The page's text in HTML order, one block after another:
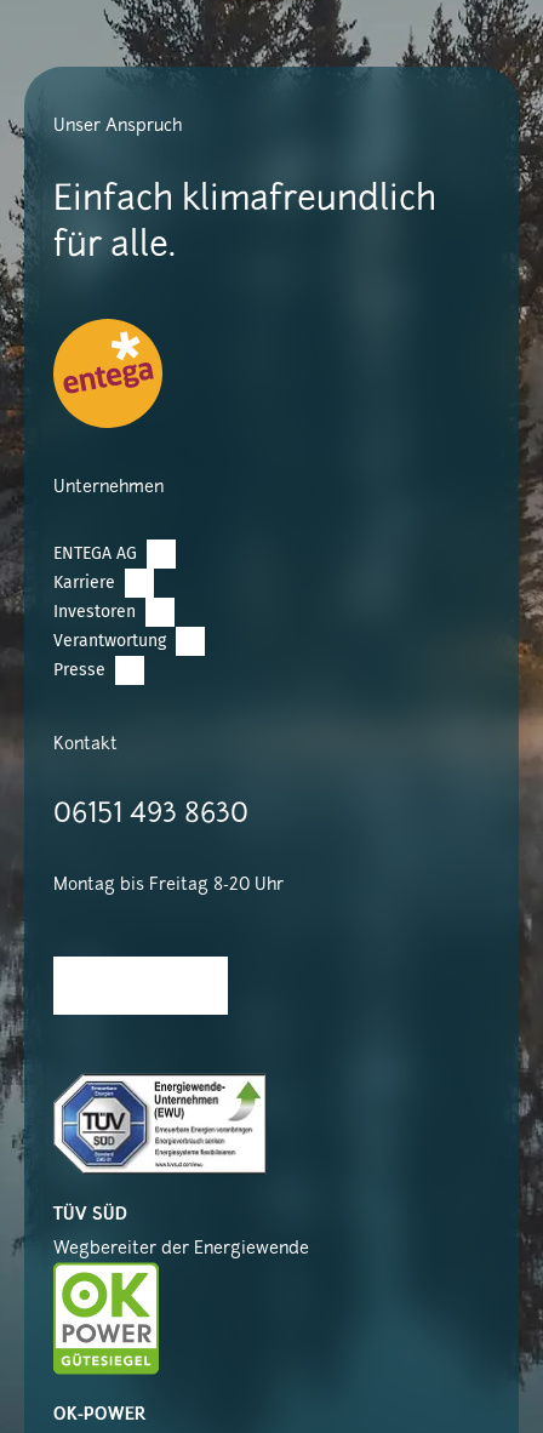
Unser Anspruch
Einfach klimafreundlich
für alle.
Unternehmen
ENTEGA AG
Karriere
Investoren
Verantwortung
Presse
Kontakt
06151 493 8630
Montag bis Freitag 8-20 Uhr
TÜV SÜD
Wegbereiter der Energiewende
OK-POWER